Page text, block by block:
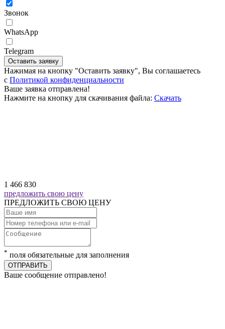
Звонок
WhatsApp
Telegram
Оставить заявку
Нажимая на кнопку "Оставить заявку", Вы соглашаетесь
c Политикой конфиденциальности
Ваше заявка отправлена!
Нажмите на кнопку для скачивания файла: Скачать
1 466 830
предложить свою цену
ПРЕДЛОЖИТЬ СВОЮ ЦЕНУ
* поля обязательные для заполнения
ОТПРАВИТЬ
Ваше сообщение отправлено!